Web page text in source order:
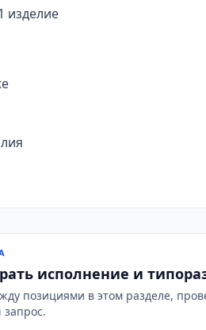
изделие
исполнение и
позициями в этом разделе,